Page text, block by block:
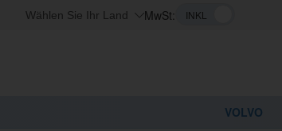
Wählen Sie Ihr Land MwSt:
VOLVO